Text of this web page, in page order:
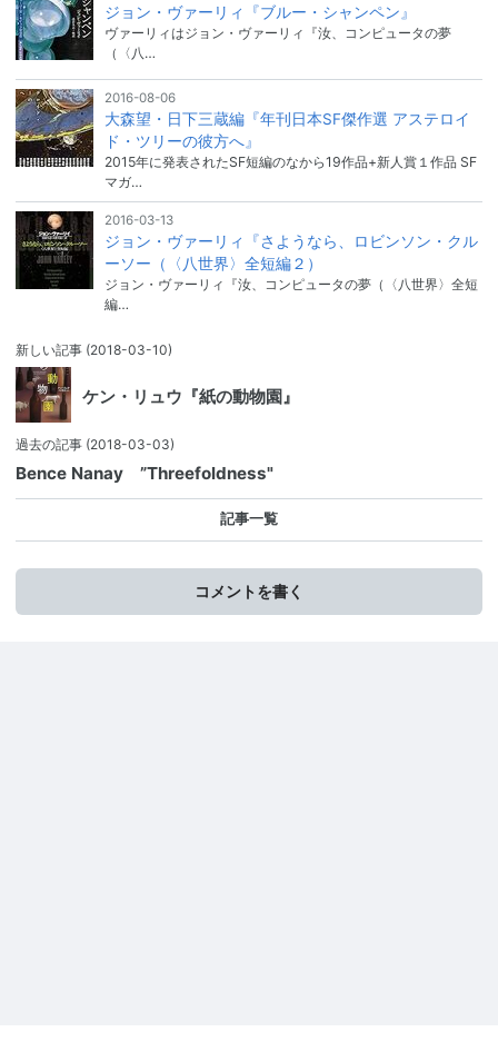
ジョン・ヴァーリィ『ブルー・シャンペン』
ヴァーリィはジョン・ヴァーリィ『汝、コンピュータの夢
（〈八…
2016-08-06
大森望・日下三蔵編『年刊日本SF傑作選 アステロイ
ド・ツリーの彼方へ』
2015年に発表されたSF短編のなから19作品+新人賞１作品 SF
マガ…
2016-03-13
ジョン・ヴァーリィ『さようなら、ロビンソン・クル
ーソー（〈八世界〉全短編２）
ジョン・ヴァーリィ『汝、コンピュータの夢（〈八世界〉全短
編…
新しい記事 (2018-03-10)
ケン・リュウ『紙の動物園』
過去の記事 (2018-03-03)
Bence Nanay ”Threefoldness"
記事一覧
コメントを書く